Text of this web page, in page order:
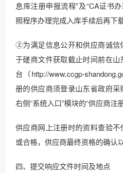
息库注册申报流程”及“CA证书
照程序办理完成入库手续后再下
②为满足信息公开和供应商诚信
于磋商文件获取截止时间前在
台（http://www.ccgp-
册的供应商须登录山东省政府
右侧“系统入口”模块的“供应商注
供应商网上注册时的资料查验
或合格，供应商最终资格的确认
四、提交响应文件时间及地点